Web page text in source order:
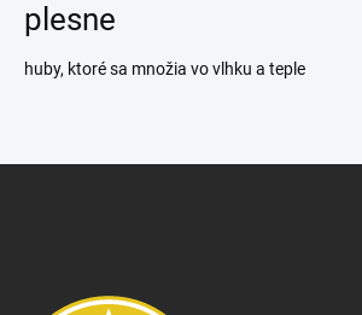
plesne
huby, ktoré sa množia vo vlhku a teple